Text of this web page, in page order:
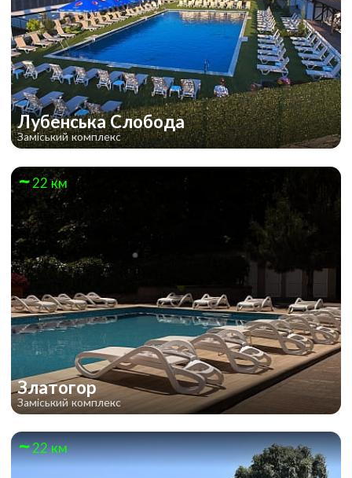
Лубенська Слобода
Заміський комплекс
22 км
Златогор
Заміський комплекс
22 км